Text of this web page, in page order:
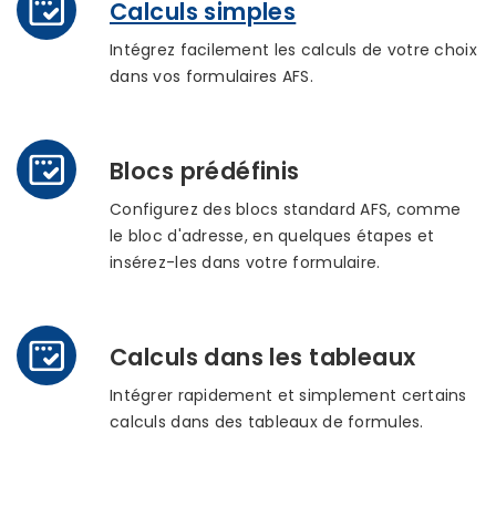
Calculs simples
Intégrez facilement les calculs de votre choix
dans vos formulaires AFS.
Blocs prédéfinis
Configurez des blocs standard AFS, comme
le bloc d'adresse, en quelques étapes et
insérez-les dans votre formulaire.
Calculs dans les tableaux
Intégrer rapidement et simplement certains
calculs dans des tableaux de formules.